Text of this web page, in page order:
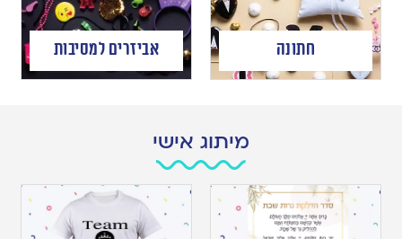
חתונה אביזרים למסיבות
מיתוג אישי